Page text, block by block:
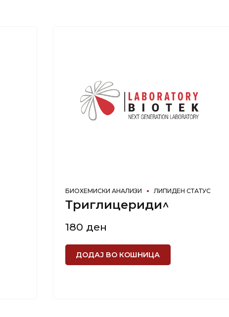
БИОХЕМИСКИ АНАЛИЗИ ЛИПИДЕН СТАТУС
Триглицериди^
180 ден
ДОДАЈ ВО КОШНИЦА